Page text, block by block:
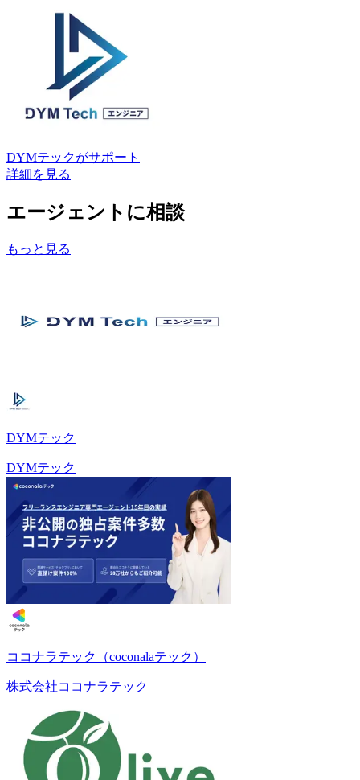
DYMテックがサポート
詳細を見る
エージェントに相談
もっと見る
DYMテック
DYMテック
ココナラテック（coconalaテック）
株式会社ココナラテック